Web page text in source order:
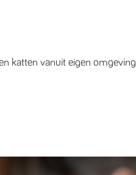
katten vanuit eigen omgeving